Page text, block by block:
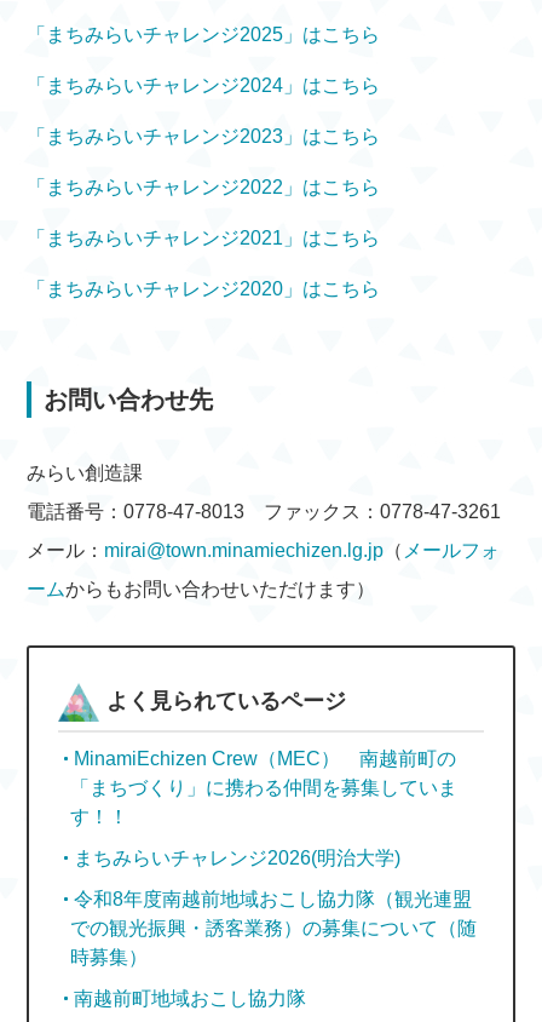
「まちみらいチャレンジ2025」はこちら
「まちみらいチャレンジ2024」はこちら
「まちみらいチャレンジ2023」はこちら
「まちみらいチャレンジ2022」はこちら
「まちみらいチャレンジ2021」はこちら
「まちみらいチャレンジ2020」はこちら
お問い合わせ先
みらい創造課
電話番号：0778-47-8013 ファックス：0778-47-3261
メール： mirai@town.minamiechizen.lg.jp （ メールフォ
ームからもお問い合わせいただけます）
よく見られているページ
MinamiEchizen Crew（MEC） 南越前町の
「まちづくり」に携わる仲間を募集していま
す！！
まちみらいチャレンジ2026(明治大学)
令和8年度南越前地域おこし協力隊（観光連盟
での観光振興・誘客業務）の募集について（随
時募集）
南越前町地域おこし協力隊